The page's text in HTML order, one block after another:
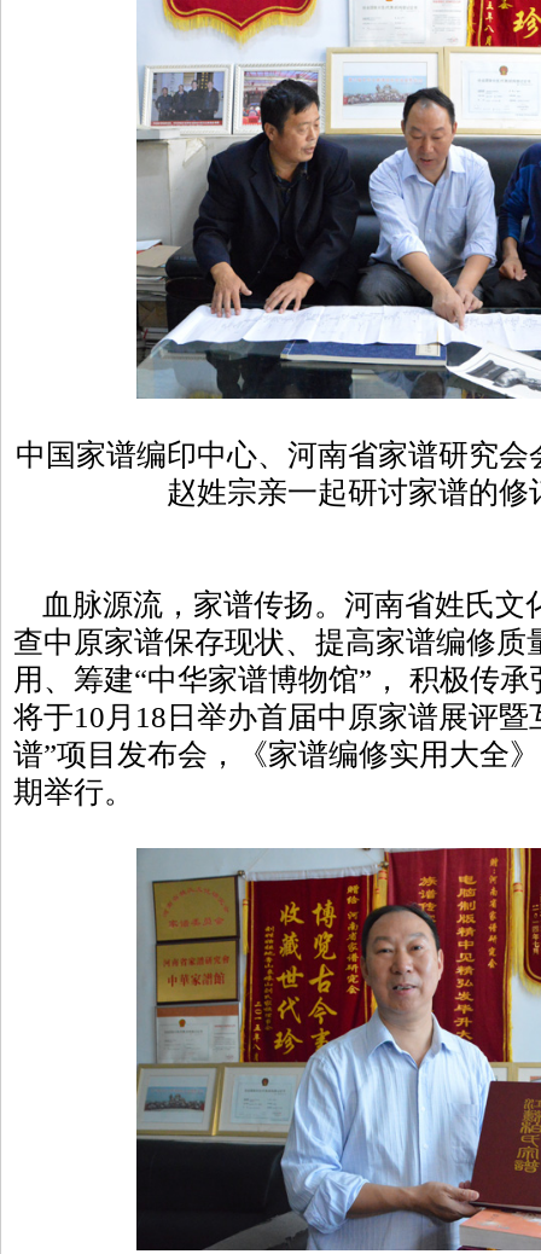
中国家谱编印中心、河南省家谱研究
赵姓宗亲一起研讨家谱的修
血脉源流，家谱传扬。河南省姓氏文
查中原家谱保存现状、提高家谱编修质
用、筹建“中华家谱博物馆”， 积极传
将于10月18日举办首届中原家谱展评暨
谱”项目发布会，《家谱编修实用大全
期举行。